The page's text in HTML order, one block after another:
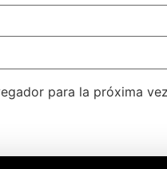
para la próxima